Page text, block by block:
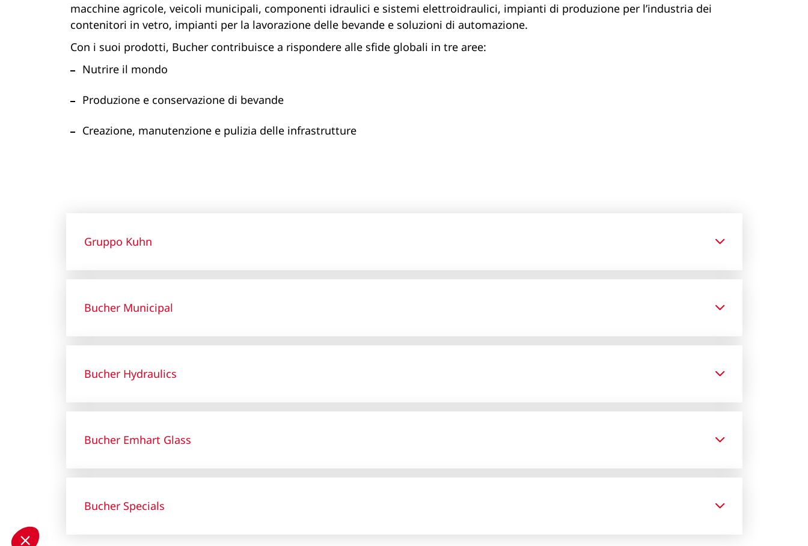
macchine agricole, veicoli municipali, componenti idraulici e sistemi elettroidraulici, impianti di produzione per l’industria dei
contenitori in vetro, impianti per la lavorazione delle bevande e soluzioni di automazione.
Con i suoi prodotti, Bucher contribuisce a rispondere alle sfide globali in tre aree:
Nutrire il mondo
Produzione e conservazione di bevande
Creazione, manutenzione e pulizia delle infrastrutture
Gruppo Kuhn
Bucher Municipal
Bucher Hydraulics
Bucher Emhart Glass
Bucher Specials